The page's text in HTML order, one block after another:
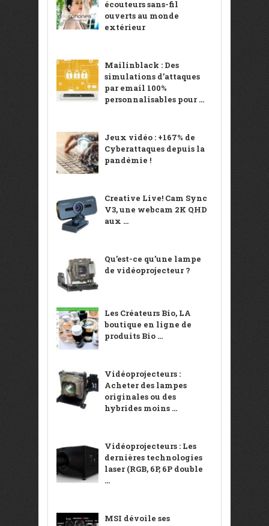
écouteurs sans-fil
ouverts au monde
extérieur
Mailinblack : Des
simulations d’attaques
par email 100%
personnalisables pour ...
Jeux vidéo : +167% de
Cyberattaques depuis la
pandémie !
Creative Live! Cam Sync
V3, une webcam 2K QHD
aux ...
Qu’est-ce qu’une lampe
de vidéoprojecteur ?
Les Créateurs Bio, LA
boutique en ligne de
produits Bio ...
Vidéoprojecteurs :
Acheter des lampes
originales ou des
hybrides moins ...
Vidéoprojecteurs : Les
dernières technologies
laser (RGB, 6P, 6P double
...
MSI dévoile ses